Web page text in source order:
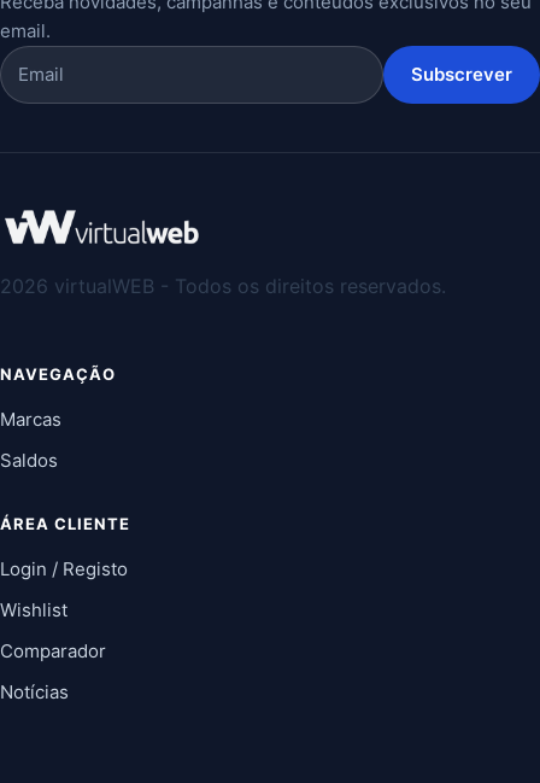
email.
Subscrever
2026 virtualWEB - Todos os direitos reservados.
NAVEGAÇÃO
Marcas
Saldos
ÁREA CLIENTE
Login / Registo
Wishlist
Comparador
Notícias